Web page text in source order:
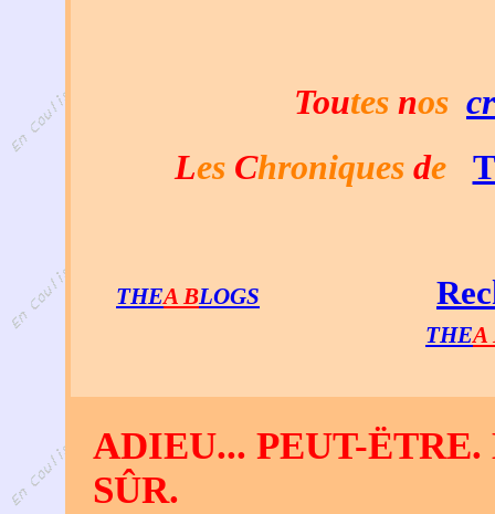
Toutes nos
Les Chroniques de
THEA BLOGS
THEA
ADIEU... PEUT-
SÛR.